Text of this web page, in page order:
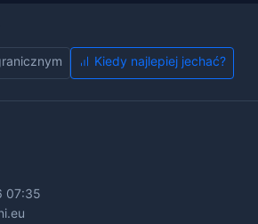
Kiedy najlepiej jechać?
07:35